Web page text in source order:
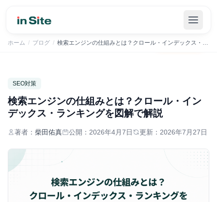
inSiteでSEOの管理を自動化｜まずは30日間無料で 無料で始める→
ホーム / ブログ /
SEO対策
検索エンジンの仕組みとは？クロール・イン
デックス・ランキングを図解で解説
著者： 柴田佑真 公開： 2026年4月7日 更新： 2026年7月27日